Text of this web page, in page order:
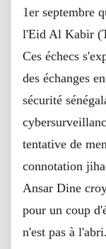
1er septembre
l'Eid Al Kabir
Ces échecs
des échanges
sécurité
tentative de
connotation
Ansar Dine
pour un coup
n'est pas à